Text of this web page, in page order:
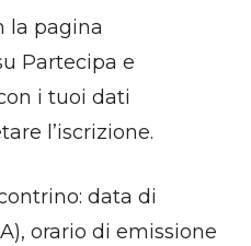
la pagina
Partecipa e
i tuoi dati
l’iscrizione.
data di
orario di emissione